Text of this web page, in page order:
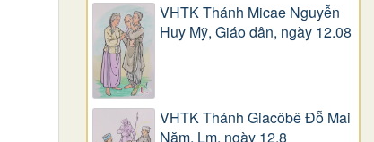
VHTK Thánh Micae Nguyễn
Huy Mỹ, Giáo dân, ngày 12.08
VHTK Thánh Giacôbê Ðỗ Mai
Năm, Lm, ngày 12.8